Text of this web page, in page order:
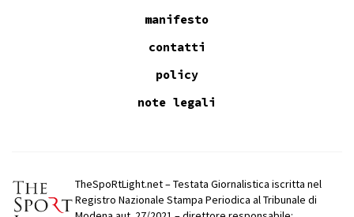
manifesto
contatti
policy
note legali
TheSpoRtLight.net – Testata Giornalistica iscritta nel
Registro Nazionale Stampa Periodica al Tribunale di